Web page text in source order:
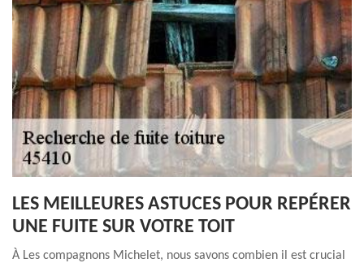
LES MEILLEURES ASTUCES POUR REPÉRER
UNE FUITE SUR VOTRE TOIT
À Les compagnons Michelet, nous savons combien il est crucial